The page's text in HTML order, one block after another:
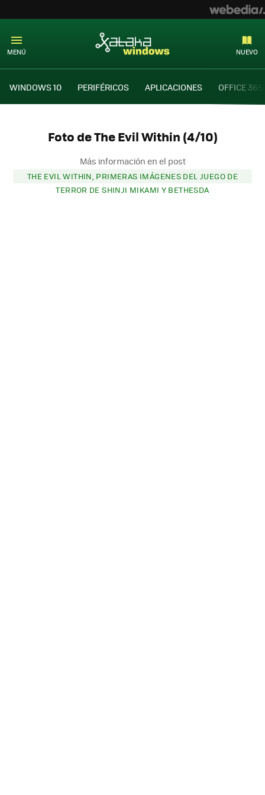
MENÚ NUEVO
WINDOWS 10 PERIFÉRICOS APLICACIONES OFFICE 365
Foto de The Evil Within (4/10)
Más información en el post
THE EVIL WITHIN, PRIMERAS IMÁGENES DEL JUEGO DE
TERROR DE SHINJI MIKAMI Y BETHESDA